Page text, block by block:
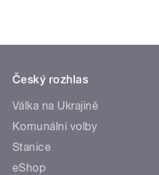
Český rozhlas
Válka na Ukrajině
Komunální volby
Stanice
eShop